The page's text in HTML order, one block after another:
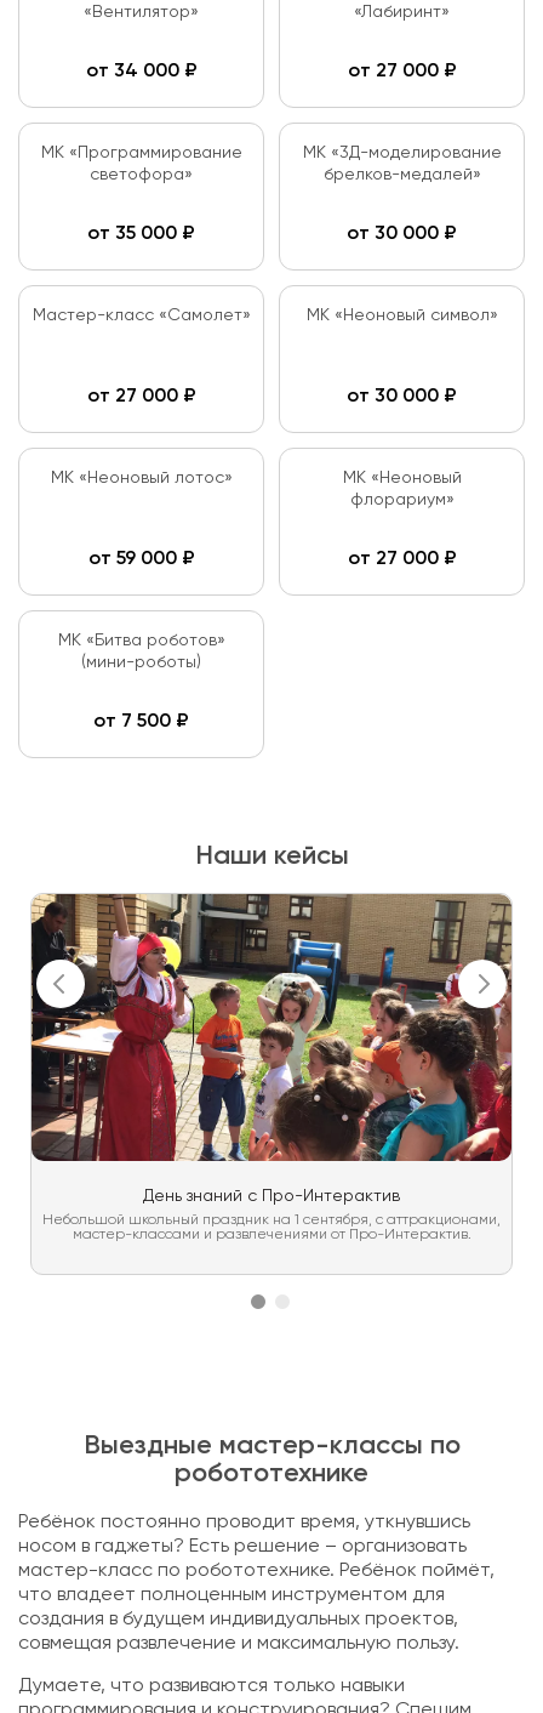
«Вентилятор»
от 34 000₽
«Лабиринт»
от 27 000₽
МК «Программирование
светофора»
от 35 000 ₽
МК «3Д-моделирование
брелков-медалей»
от 30 000 ₽
Мастер-класс «Самолет»
от 27 000₽
МК «Неоновый символ»
от 30 000 ₽
МК «Неоновый лотос»
от 59 000₽
МК «Неоновый
флорариум»
от 27 000₽
МК «Битва роботов»
(мини-роботы)
от 7 500 ₽
Наши кейсы
День знаний с Про-Интерактив
Небольшой школьный праздник на 1 сентября, с аттракционами,
мастер-классами и развлечениями от Про-Интерактив.
Выездные мастер-классы по
робототехнике
Ребёнок постоянно проводит время, уткнувшись
носом в гаджеты? Есть решение – организовать
мастер-класс по робототехнике. Ребёнок поймёт,
что владеет полноценным инструментом для
создания в будущем индивидуальных проектов,
совмещая развлечение и максимальную пользу.
Думаете, что развиваются только навыки